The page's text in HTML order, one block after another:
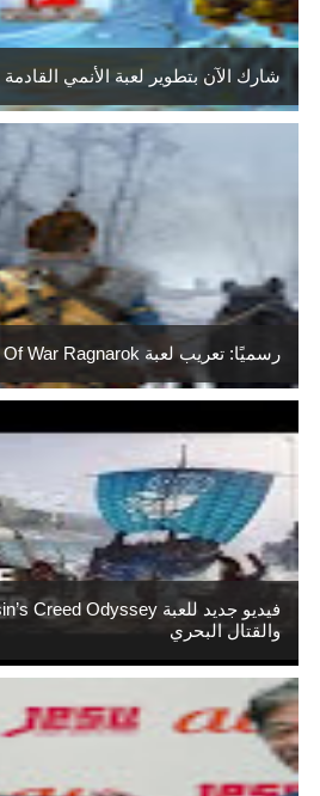
شارك الآن بتطوير لعبة الأنمي القادمة
رسميًا: تعريب لعبة God Of War Ragnarok!
والقتال البحري